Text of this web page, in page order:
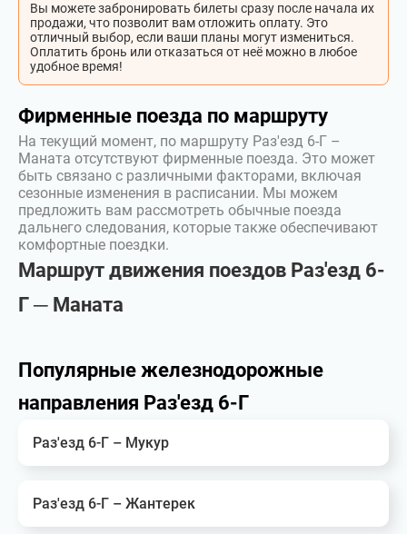
Вы можете забронировать билеты сразу после начала их
продажи, что позволит вам отложить оплату. Это
отличный выбор, если ваши планы могут измениться.
Оплатить бронь или отказаться от неё можно в любое
удобное время!
Фирменные поезда по маршруту
На текущий момент, по маршруту Раз'езд 6-Г –
Маната отсутствуют фирменные поезда. Это может
быть связано с различными факторами, включая
сезонные изменения в расписании. Мы можем
предложить вам рассмотреть обычные поезда
дальнего следования, которые также обеспечивают
комфортные поездки.
Маршрут движения поездов Раз'езд 6-
Г ─ Маната
Популярные железнодорожные
направления Раз'езд 6-Г
Раз'езд 6-Г – Мукур
Раз'езд 6-Г – Жантерек